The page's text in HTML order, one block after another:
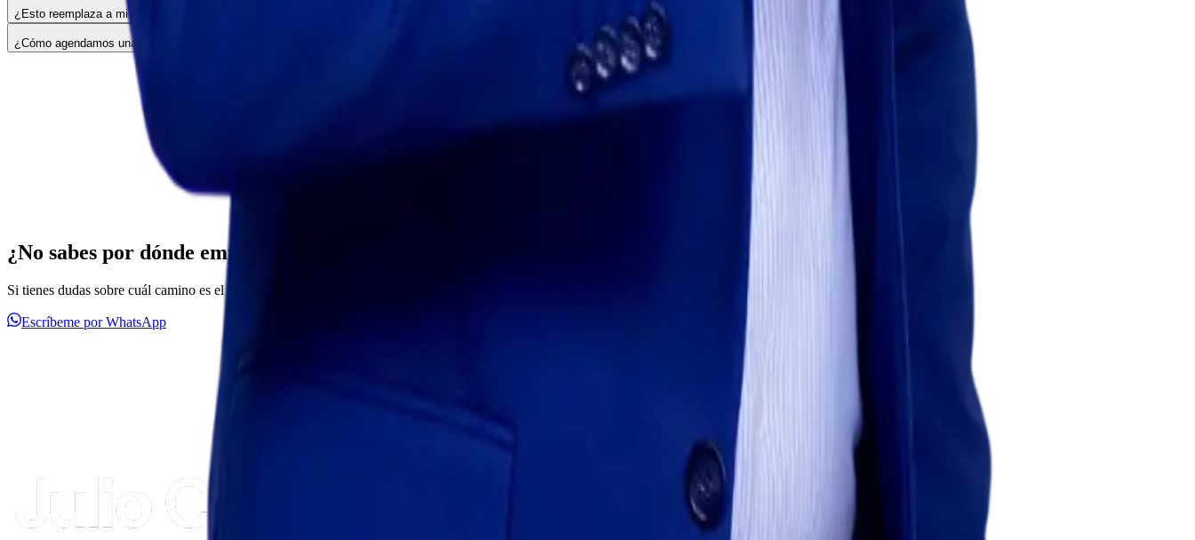
¿Esto reemplaza a mi contador y asesor financiero actual, o se suma?
¿Cómo agendamos una primera conversación?
¿No sabes por dónde empezar?
Si tienes dudas sobre cuál camino es el tuyo, hablemos. Lo definimos en una conversación.
Escríbeme por WhatsApp